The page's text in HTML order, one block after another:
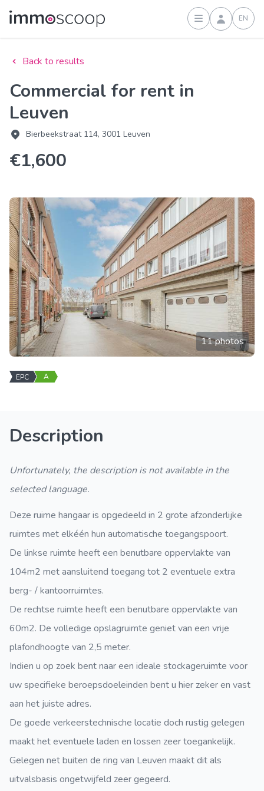
Sign inEN
Back to results
Commercial for rent in
Leuven
Bierbeekstraat 114, 3001 Leuven
€1,600
11 photos
EPC A
Description
Unfortunately, the description is not available in the
selected language.
Deze ruime hangaar is opgedeeld in 2 grote afzonderlijke
ruimtes met elkéén hun automatische toegangspoort.
De linkse ruimte heeft een benutbare oppervlakte van
104m2 met aansluitend toegang tot 2 eventuele extra
berg- / kantoorruimtes.
De rechtse ruimte heeft een benutbare oppervlakte van
60m2. De volledige opslagruimte geniet van een vrije
plafondhoogte van 2,5 meter.
Indien u op zoek bent naar een ideale stockageruimte voor
uw specifieke beroepsdoeleinden bent u hier zeker en vast
aan het juiste adres.
De goede verkeerstechnische locatie doch rustig gelegen
maakt het eventuele laden en lossen zeer toegankelijk.
Gelegen net buiten de ring van Leuven maakt dit als
uitvalsbasis ongetwijfeld zeer gegeerd.